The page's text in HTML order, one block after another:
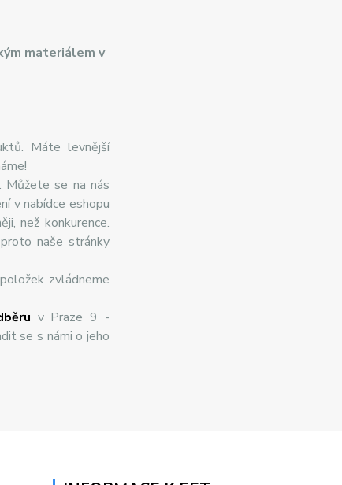
materiálem v
Máte levnější
se na nás
v nabídce eshopu
než konkurence.
naše stránky
zvládneme
v Praze 9 -
se s námi o jeho